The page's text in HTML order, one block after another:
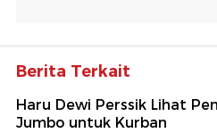
Berita Terkait
Haru Dewi Perssik Lihat
Jumbo untuk Kurban